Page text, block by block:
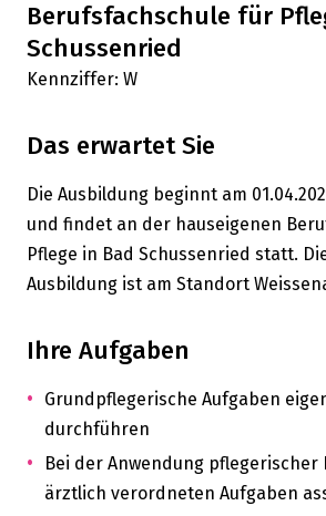
Berufsfachschule für
Schussenried
Kennziffer: W
Das erwartet Sie
Die Ausbildung beginnt am
und findet an der hauseigenen
Pflege in Bad Schussenried statt.
Ausbildung ist am Standort
Ihre Aufgaben
Grundpflegerische Aufgaben
durchführen
Bei der Anwendung pflegerischer
ärztlich verordneten Aufgaben